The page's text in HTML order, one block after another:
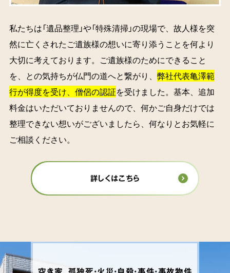
私たちは「遺品整理」や「特殊清掃」の現場で、故人様を突
然に亡くされたご遺族様の想いに寄り添うことを何より
大切に考えております。ご遺族様のためにできること
を、との気持ちが仏門の道へと繋がり、 弊社代表亀澤範
行が得度を受け、僧侶の認証を受けました。基本、追加
料金はいただいておりませんので、何かご自身だけでは
整理できない想いがございましたら、何なりとお気軽に
ご相談ください。
詳しくはこちら